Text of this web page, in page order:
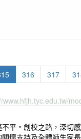
(current)
316 317
www.hfjh.tyc.edu.tw/
平。創校之路，深切
懷支持及全體師生家